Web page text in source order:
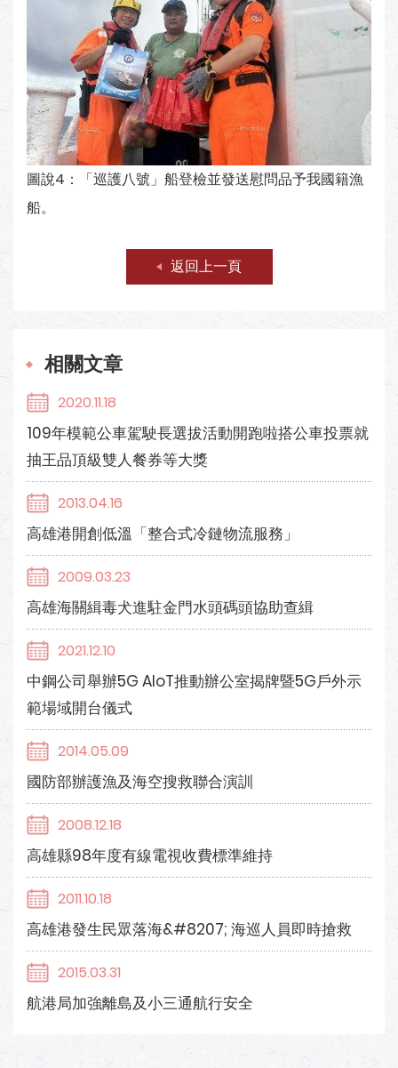
圖說4：「巡護八號」船登檢並發送慰問品予我國籍漁
船。
返回上一頁
相關文章
2020.11.18
109年模範公車駕駛長選拔活動開跑啦搭公車投票就
抽王品頂級雙人餐券等大獎
2013.04.16
高雄港開創低溫「整合式冷鏈物流服務」
2009.03.23
高雄海關緝毒犬進駐金門水頭碼頭協助查緝
2021.12.10
中鋼公司舉辦5G AIoT推動辦公室揭牌暨5G戶外示
範場域開台儀式
2014.05.09
國防部辦護漁及海空搜救聯合演訓
2008.12.18
高雄縣98年度有線電視收費標準維持
2011.10.18
高雄港發生民眾落海&#8207; 海巡人員即時搶救
2015.03.31
航港局加強離島及小三通航行安全